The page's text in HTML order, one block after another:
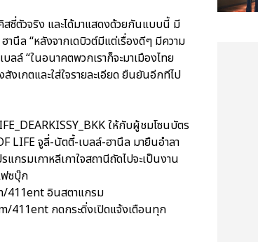
ซี่ตัวจริง และได้มาแสดงด้วยกันแบบนี้ มี
านึล “หลังจากเดบิวต์มีแต่เรื่องดีๆ มีความ
“ในอนาคตพวกเราก็จะมาเมืองไทย
งเกตและใส่ใจรายละเอียด ยืนยันอีกทีไป
ให้กับผู้ชมโซนบัตร
LIFE จูลี่-นัตตี้-เบลล์-ฮานึล มายืนอำลา
รมเกาหลีเกาใจสถานีถัดไปจะเป็นงาน
ฟซบุ๊ก
411ent อินสตาแกรม
กดกระดิ่งเปิดแจ้งเตือนทุก